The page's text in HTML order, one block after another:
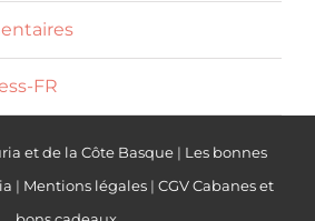
FR
et de la Côte Basque | Les bonnes
| Mentions légales| CGV Cabanes et